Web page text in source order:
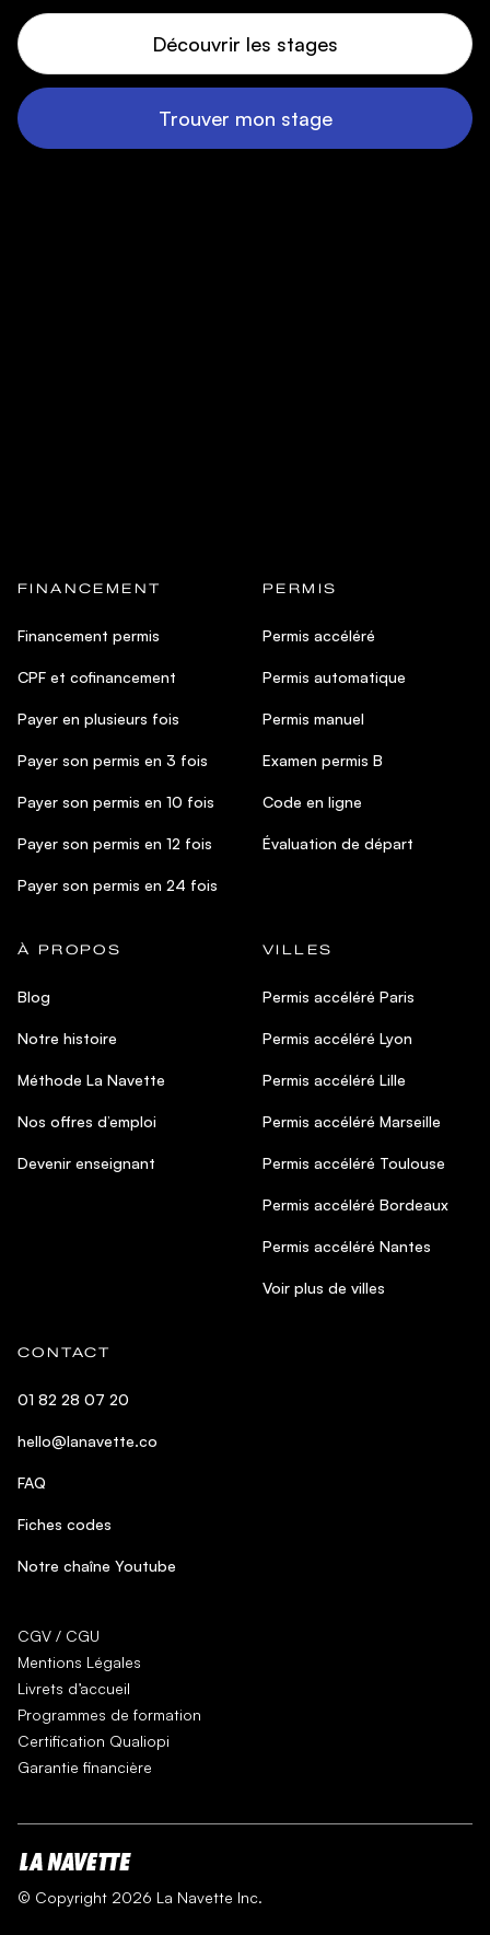
Découvrir les stages
Trouver mon stage
FINANCEMENT
Financement permis
CPF et cofinancement
Payer en plusieurs fois
Payer son permis en 3 fois
Payer son permis en 10 fois
Payer son permis en 12 fois
Payer son permis en 24 fois
PERMIS
Permis accéléré
Permis automatique
Permis manuel
Examen permis B
Code en ligne
Évaluation de départ
À PROPOS
Blog
Notre histoire
Méthode La Navette
Nos offres d’emploi
Devenir enseignant
VILLES
Permis accéléré Paris
Permis accéléré Lyon
Permis accéléré Lille
Permis accéléré Marseille
Permis accéléré Toulouse
Permis accéléré Bordeaux
Permis accéléré Nantes
Voir plus de villes
CONTACT
01 82 28 07 20
hello@lanavette.co
FAQ
Fiches codes
Notre chaîne Youtube
CGV / CGU
Mentions Légales
Livrets d’accueil
Programmes de formation
Certification Qualiopi
Garantie financière
© Copyright 2026 La Navette Inc.